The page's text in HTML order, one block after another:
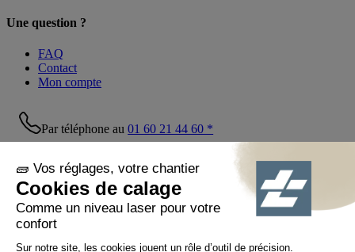
Une question ?
FAQ
Contact
Mon compte
Par téléphone au01 60 21 44 60 *
Suivez-nous !